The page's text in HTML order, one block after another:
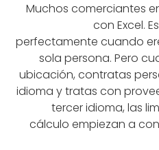
Muchos comerciantes
con Excel.
perfectamente cuando
sola persona. Pero
ubicación, contratas
idioma y tratas con
tercer idioma, las
cálculo empiezan a